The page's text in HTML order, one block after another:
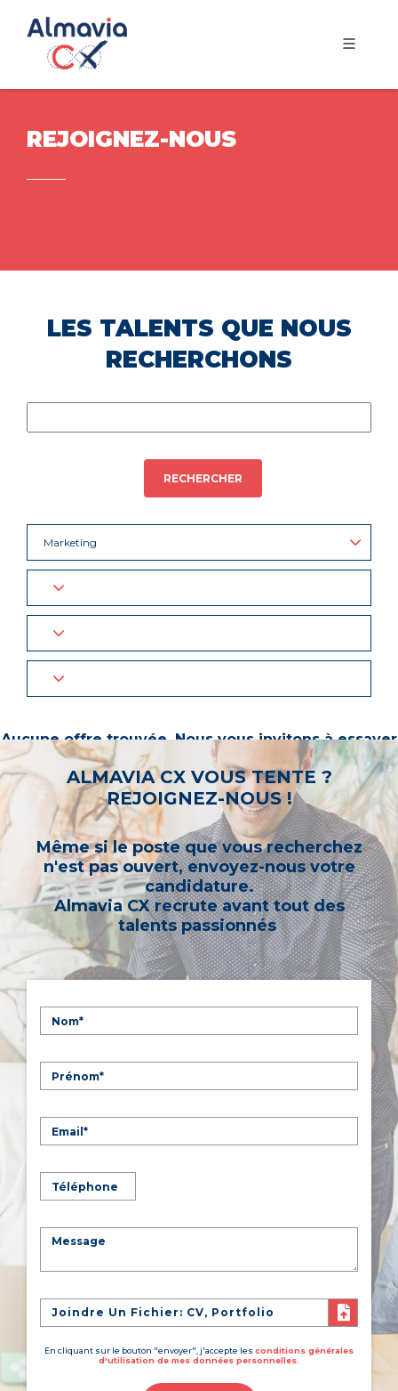
REJOIGNEZ-NOUS
LES TALENTS QUE NOUS
RECHERCHONS
RECHERCHER
Marketing
Aucune offre trouvée. Nous vous invitons à essayer
d’autres mots-clés ou à sélectionner un « métier ».
ALMAVIA CX VOUS TENTE ?
REJOIGNEZ-NOUS !
Même si le poste que vous recherchez
n'est pas ouvert, envoyez-nous votre
candidature.
Almavia CX recrute avant tout des
talents passionnés
Joindre Un Fichier: CV, Portfolio
En cliquant sur le bouton "envoyer", j'accepte les conditions générales
d'utilisation de mes données personnelles.